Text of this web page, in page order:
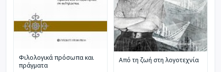
Φιλολογικά πρόσωπα και
πράγματα
Από τη ζωή στη λογοτεχνία